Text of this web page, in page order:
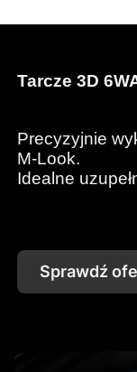
Tarcze 3D
Precyzyjnie
M-Look.
Idealne
Sprawdź